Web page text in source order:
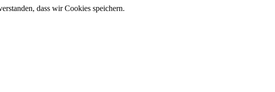
dass wir Cookies speichern.